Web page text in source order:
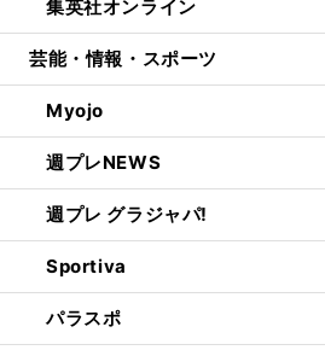
集英社オンライン
芸能・情報・スポーツ
Myojo
週プレNEWS
週プレ グラジャパ!
Sportiva
パラスポ